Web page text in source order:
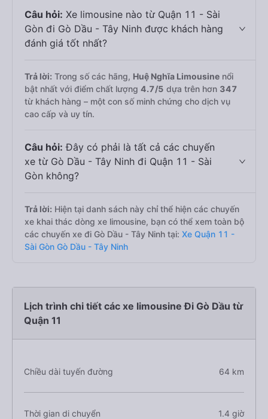
Câu hỏi: Xe limousine nào từ Quận 11 - Sài
Gòn đi Gò Dầu - Tây Ninh được khách hàng
đánh giá tốt nhất?
Trả lời: Trong số các hãng, Huệ Nghĩa Limousine nổi
bật nhất với điểm chất lượng 4.7/5 dựa trên hơn 347
từ khách hàng – một con số minh chứng cho dịch vụ
cao cấp và uy tín.
Câu hỏi: Đây có phải là tất cả các chuyến
xe từ Gò Dầu - Tây Ninh đi Quận 11 - Sài
Gòn không?
Trả lời: Hiện tại danh sách này chỉ thể hiện các chuyến
xe khai thác dòng xe limousine, bạn có thể xem toàn bộ
các chuyến xe đi Gò Dầu - Tây Ninh tại: Xe Quận 11 -
Sài Gòn Gò Dầu - Tây Ninh
Lịch trình chi tiết các xe limousine Đi Gò Dầu từ
Quận 11
Chiều dài tuyến đường 64 km
Thời gian di chuyển 1.4 giờ